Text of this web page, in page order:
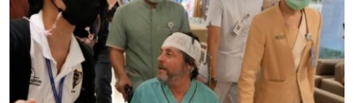
การ
ค้นหา
สังคมและสุขภาพ
ไลฟ์สไตล์
ตรวจสอบข่าว
เรียนรู้ภาษาอังกฤษ